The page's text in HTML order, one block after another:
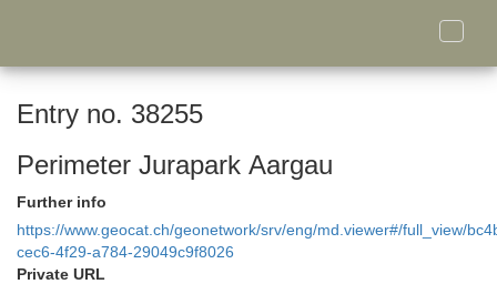
Toggle
Entry no. 38255
Perimeter Jurapark Aargau
Further info
https://www.geocat.ch/geonetwork/srv/eng/md.viewer#/full_view/
cec6-4f29-a784-29049c9f8026
Private URL